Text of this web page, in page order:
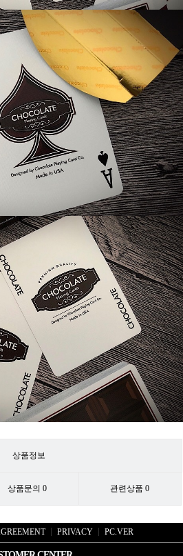
상품정보
상품문의0 관련상품0
PRIVACY PC.VER